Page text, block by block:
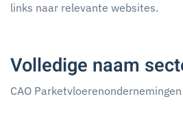
links naar relevante websites.
Volledige naam
CAO Parketvloerenondernemingen